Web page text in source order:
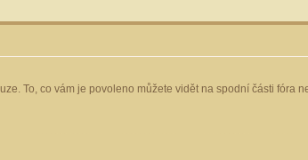
To, co vám je povoleno můžete vidět na spodní části fóra